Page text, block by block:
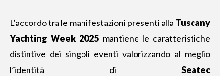
L’accordo tra le manifestazioni presenti alla Tuscany
Yachting Week 2025 mantiene le caratteristiche
distintive dei singoli eventi valorizzando al meglio
l’identità di Seatec